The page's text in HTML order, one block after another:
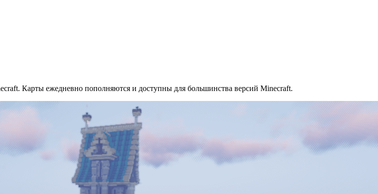
Карты ежедневно пополняются и доступны для большинства версий Minecraft.